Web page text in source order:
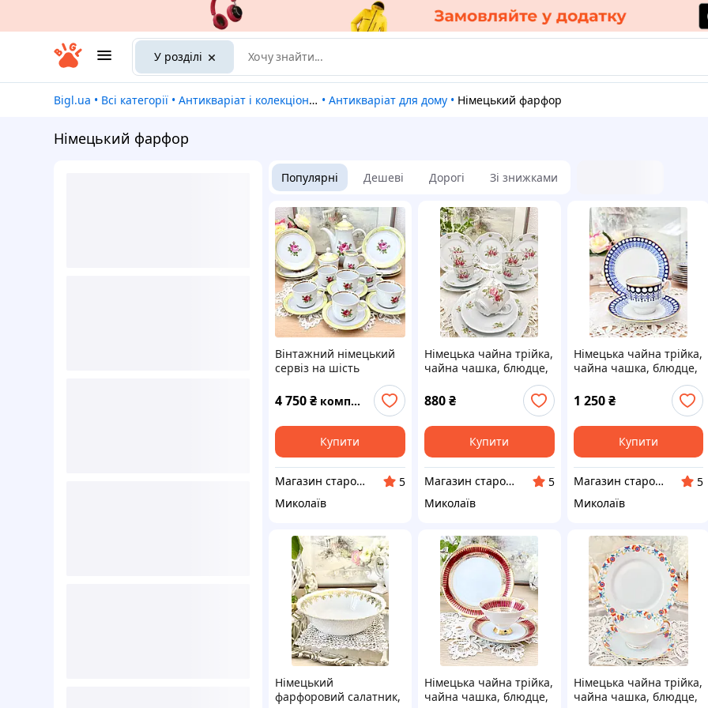
У розділі
Bigl.ua • Всі категорії • Антикваріат і колекціонування • Антикваріат для дому • Німецький фарфор
Німецький фарфор
Популярні Дешеві Дорогі Зі знижками
Вінтажний німецький
сервіз на шість
персон, порцеляна, з
трояндою та
перламутровою
окантовкою, Kahla,
Німеччина
4 750₴ комплект
Купити
Магазин старовини та вінтажу "Антикварна лавка"
5
Миколаїв
Німецька чайна трійка,
чайна чашка, блюдце,
тарілка, Porzellanfabrik
Mitterteich, Німеччина,
порцеляна з
трояндами
880₴
Купити
Магазин старовини та вінтажу "Антикварна лавка"
5
Миколаїв
Німецька чайна трійка,
чайна чашка, блюдце,
Porzellan, Німеччина,
порцеляна, кобальт
1 250 ₴
Купити
Магазин старовини та вінтажу "Антикварна лавка"
5
Миколаїв
Німецький
фарфоровий салатник,
Німецька чайна трійка,
чайна чашка, блюдце,
Німецька чайна трійка,
чайна чашка, блюдце,